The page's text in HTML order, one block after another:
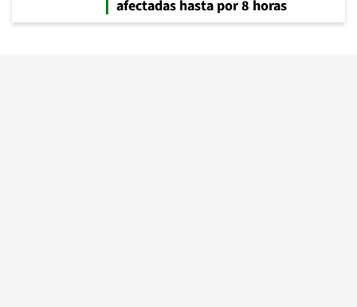
afectadas hasta por 8 horas